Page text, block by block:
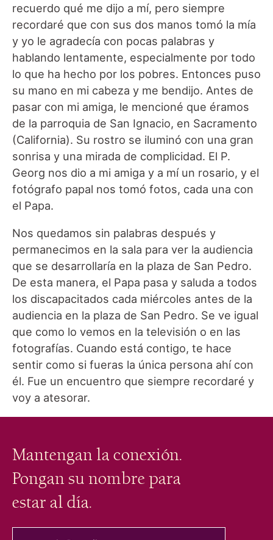
recuerdo qué me dijo a mí, pero siempre
recordaré que con sus dos manos tomó la mía
y yo le agradecía con pocas palabras y
hablando lentamente, especialmente por todo
lo que ha hecho por los pobres. Entonces puso
su mano en mi cabeza y me bendijo. Antes de
pasar con mi amiga, le mencioné que éramos
de la parroquia de San Ignacio, en Sacramento
(California). Su rostro se iluminó con una gran
sonrisa y una mirada de complicidad. El P.
Georg nos dio a mi amiga y a mí un rosario, y el
fotógrafo papal nos tomó fotos, cada una con
el Papa.
Nos quedamos sin palabras después y
permanecimos en la sala para ver la audiencia
que se desarrollaría en la plaza de San Pedro.
De esta manera, el Papa pasa y saluda a todos
los discapacitados cada miércoles antes de la
audiencia en la plaza de San Pedro. Se ve igual
que como lo vemos en la televisión o en las
fotografías. Cuando está contigo, te hace
sentir como si fueras la única persona ahí con
él. Fue un encuentro que siempre recordaré y
voy a atesorar.
Mantengan la conexión.
Pongan su nombre para
estar al día.